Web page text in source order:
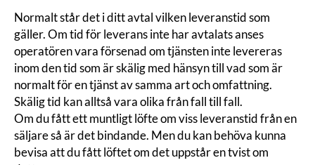
Normalt står det i ditt avtal vilken leveranstid som
gäller. Om tid för leverans inte har avtalats anses
operatören vara försenad om tjänsten inte levereras
inom den tid som är skälig med hänsyn till vad som är
normalt för en tjänst av samma art och omfattning.
Skälig tid kan alltså vara olika från fall till fall.
Om du fått ett muntligt löfte om viss leveranstid från en
säljare så är det bindande. Men du kan behöva kunna
bevisa att du fått löftet om det uppstår en tvist om